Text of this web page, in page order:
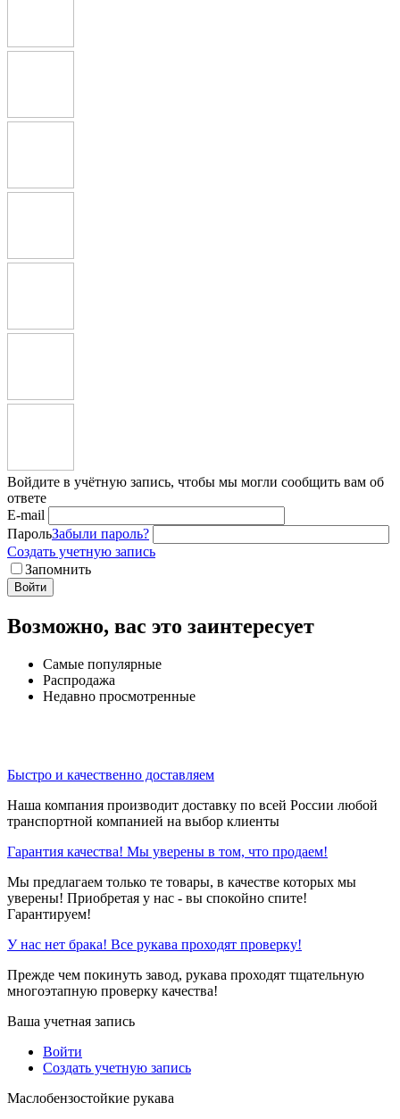
Войдите в учётную запись, чтобы мы могли сообщить вам об
ответе
E-mail
ПарольЗабыли пароль?
Создать учетную запись
Запомнить
Войти
Возможно, вас это заинтересует
Самые популярные
Распродажа
Недавно просмотренные
Быстро и качественно доставляем
Наша компания производит доставку по всей России любой
транспортной компанией на выбор клиенты
Гарантия качества! Мы уверены в том, что продаем!
Мы предлагаем только те товары, в качестве которых мы
уверены! Приобретая у нас - вы спокойно спите!
Гарантируем!
У нас нет брака! Все рукава проходят проверку!
Прежде чем покинуть завод, рукава проходят тщательную
многоэтапную проверку качества!
Ваша учетная запись
Войти
Создать учетную запись
Маслобензостойкие рукава